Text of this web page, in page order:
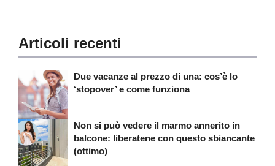
Articoli recenti
Due vacanze al prezzo di una: cos’è lo
‘stopover’ e come funziona
Non si può vedere il marmo annerito in
balcone: liberatene con questo sbiancante
(ottimo)